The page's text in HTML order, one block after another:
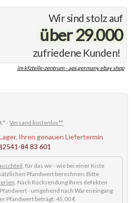
Wir sind stolz auf
über 29.000
zufriedene Kunden!
im kfzteile-zentrum - aps.germany ebay shop
-Versand kostenlos**
Ihren genauen Liefertermin
84 83 601
, für das wir - wie bei einer Kiste
Pfandwert berechnen. Bitte
. Nach Rücksendung Ihres defekten
- umgehend nach Wareneingang
Pfandwert beträgt: 45,00 €